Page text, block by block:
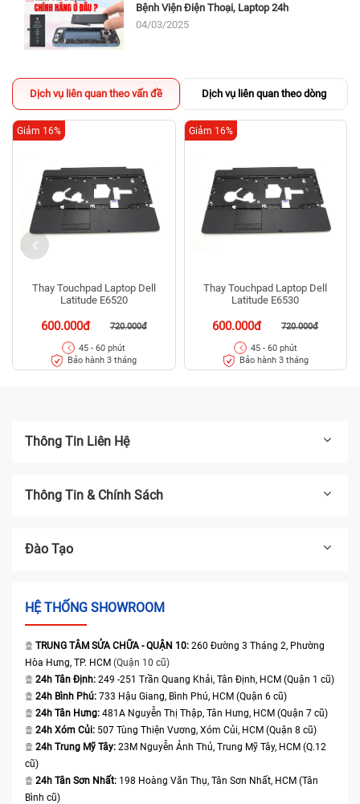
Bệnh Viện Điện Thoại, Laptop 24h
04/03/2025
Dịch vụ liên quan theo vấn đề Dịch vụ liên quan theo dòng
Thay Touchpad Laptop Dell
Latitude E6520
600.000đ 720.000đ
Giảm 16%
45 - 60 phút
Bảo hành 3 tháng
Thay Touchpad Laptop Dell
Latitude E6530
600.000đ 720.000đ
Giảm 16%
45 - 60 phút
Bảo hành 3 tháng
Thông Tin Liên Hệ
Thông Tin & Chính Sách
Đào Tạo
HỆ THỐNG SHOWROOM
TRUNG TÂM SỬA CHỮA - QUẬN 10: 260 Đường 3 Tháng 2, Phường
Hòa Hưng, TP. HCM (Quận 10 cũ)
24h Tân Định: 249 -251 Trần Quang Khải, Tân Định, HCM (Quận 1 cũ)
24h Bình Phú: 733 Hậu Giang, Bình Phú, HCM (Quận 6 cũ)
24h Tân Hưng: 481A Nguyễn Thị Thập, Tân Hưng, HCM (Quận 7 cũ)
24h Xóm Củi: 507 Tùng Thiện Vương, Xóm Củi, HCM (Quận 8 cũ)
24h Trung Mỹ Tây: 23M Nguyễn Ảnh Thủ, Trung Mỹ Tây, HCM (Q.12
cũ)
24h Tân Sơn Nhất: 198 Hoàng Văn Thụ, Tân Sơn Nhất, HCM (Tân
Bình cũ)